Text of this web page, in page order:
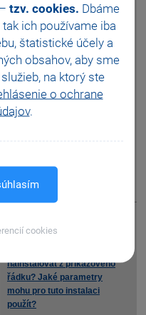
tzv. cookies. Dbáme
ich používame iba
štatistické účely a
obsahov, aby sme
na ktorý ste
o ochrane
.
cookies
\\server\umístění programu
POHODA". Server je
neustále zapnutý. Jakmile
spustíme programu
POHODA na serveru, je
možné klienta spustit bez
tohoto hlášení. Jak mohu
spustit klienta programu
POHODA, abychom
program
nainstalovat z příkazového
řádku? Jaké parametry
mohu pro tuto instalaci
použít?